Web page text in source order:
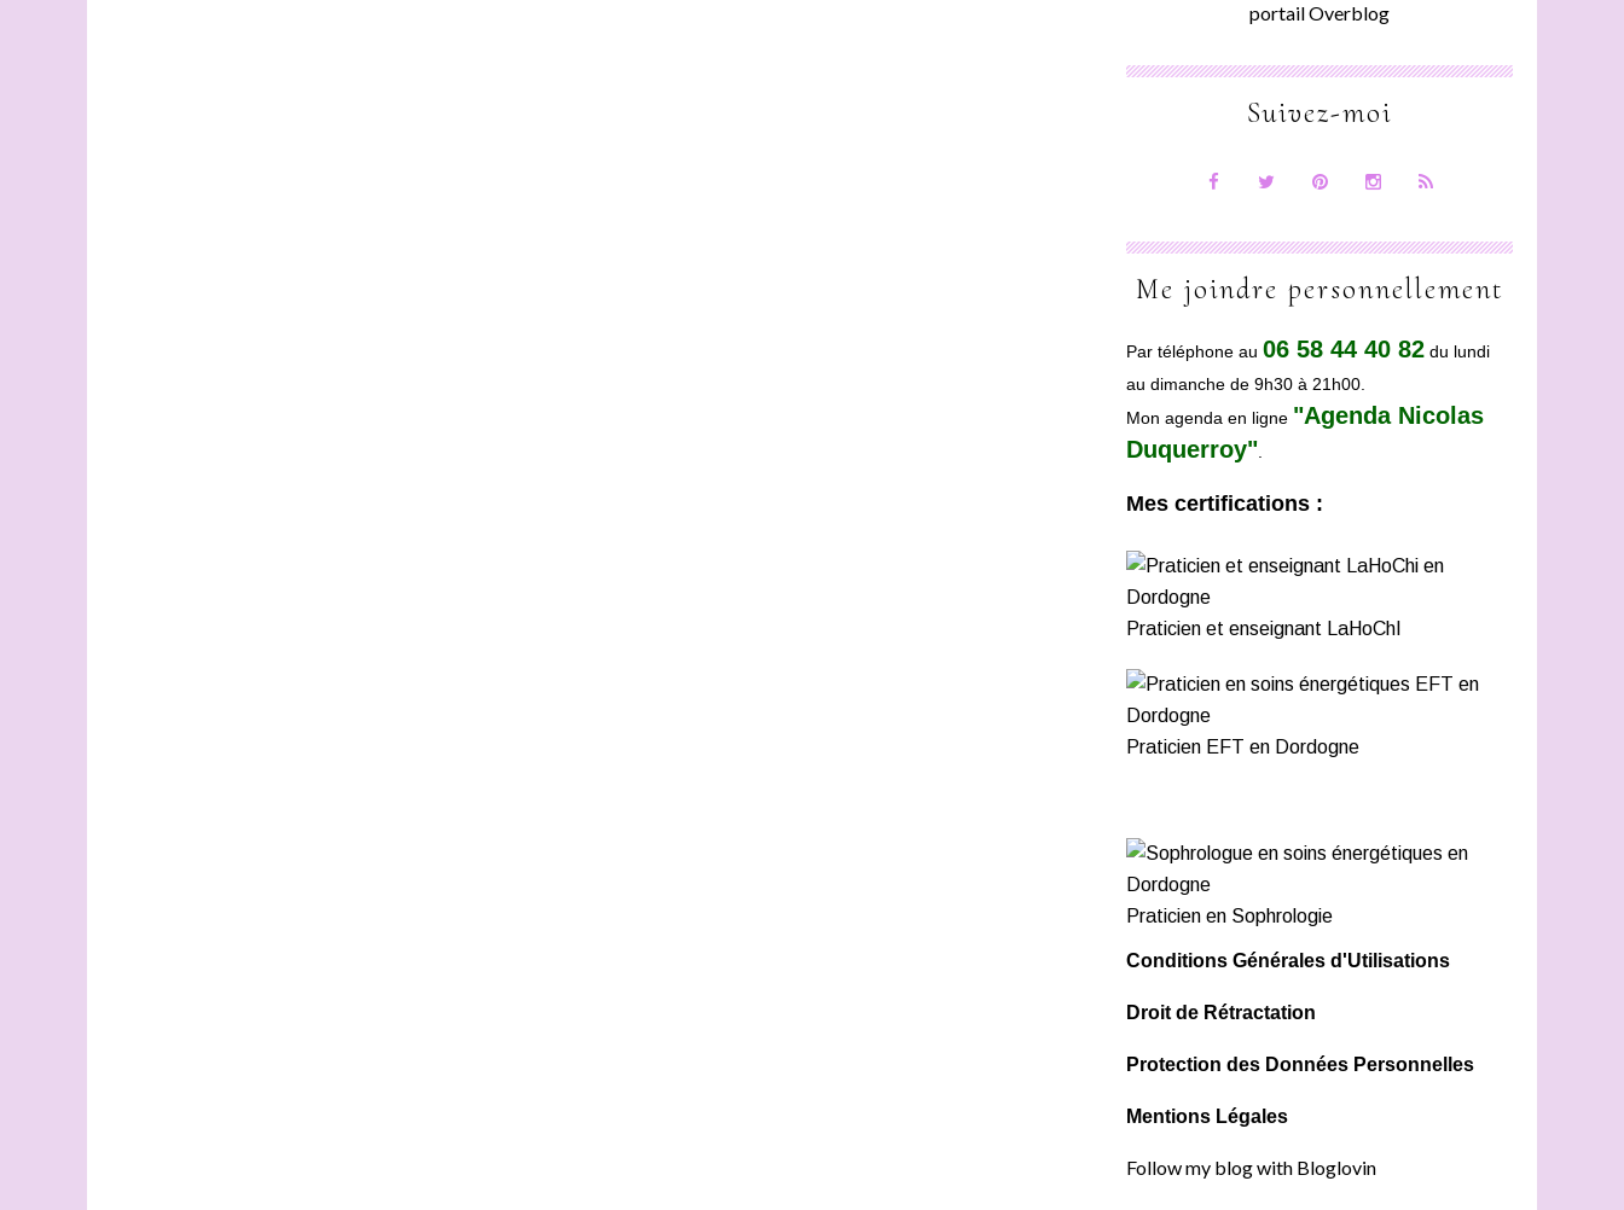
portail Overblog
Suivez-moi
Me joindre personnellement
Par téléphone au 06 58 44 40 82 du lundi
au dimanche de 9h30 à 21h00.
Mon agenda en ligne "Agenda Nicolas
Duquerroy"
Mes certifications :
Praticien et enseignant LaHoChI
Praticien EFT en Dordogne
Praticien en Sophrologie
Conditions Générales d'Utilisations
Droit de Rétractation
Protection des Données Personnelles
Mentions Légales
Follow my blog with Bloglovin